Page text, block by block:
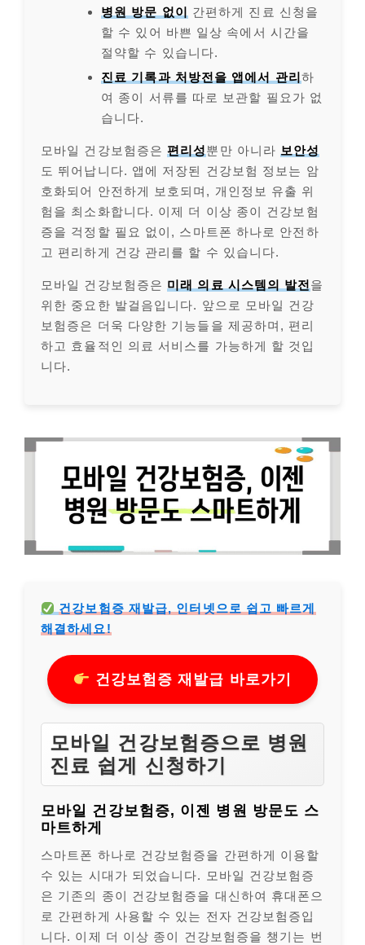
병원 방문 없이 간편하게 진료 신청을
할 수 있어 바쁜 일상 속에서 시간을
절약할 수 있습니다.
진료 기록과 처방전을 앱에서 관리하
여 종이 서류를 따로 보관할 필요가 없
습니다.
모바일 건강보험증은편리성뿐만 아니라 보안성
도 뛰어납니다. 앱에 저장된 건강보험 정보는 암
호화되어 안전하게 보호되며, 개인정보 유출 위
험을 최소화합니다. 이제 더 이상 종이 건강보험
증을 걱정할 필요 없이, 스마트폰 하나로 안전하
고 편리하게 건강 관리를 할 수 있습니다.
모바일 건강보험증은 미래 의료 시스템의 발전 을
위한 중요한 발걸음입니다. 앞으로 모바일 건강
보험증은 더욱 다양한 기능들을 제공하며, 편리
하고 효율적인 의료 서비스를 가능하게 할 것입
니다.
건강보험증 재발급, 인터넷으로 쉽고 빠르게
해결하세요!
건강보험증 재발급 바로가기
모바일 건강보험증으로 병원
진료 쉽게 신청하기
모바일 건강보험증, 이젠 병원 방문도 스
마트하게
스마트폰 하나로 건강보험증을 간편하게 이용할
수 있는 시대가 되었습니다. 모바일 건강보험증
은 기존의 종이 건강보험증을 대신하여 휴대폰으
로 간편하게 사용할 수 있는 전자 건강보험증입
니다. 이제 더 이상 종이 건강보험증을 챙기는 번